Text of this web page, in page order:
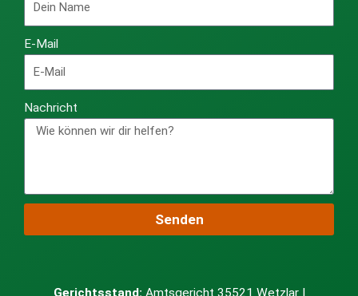
E-Mail
Nachricht
Senden
Gerichtsstand: Amtsgericht 35521 Wetzlar |